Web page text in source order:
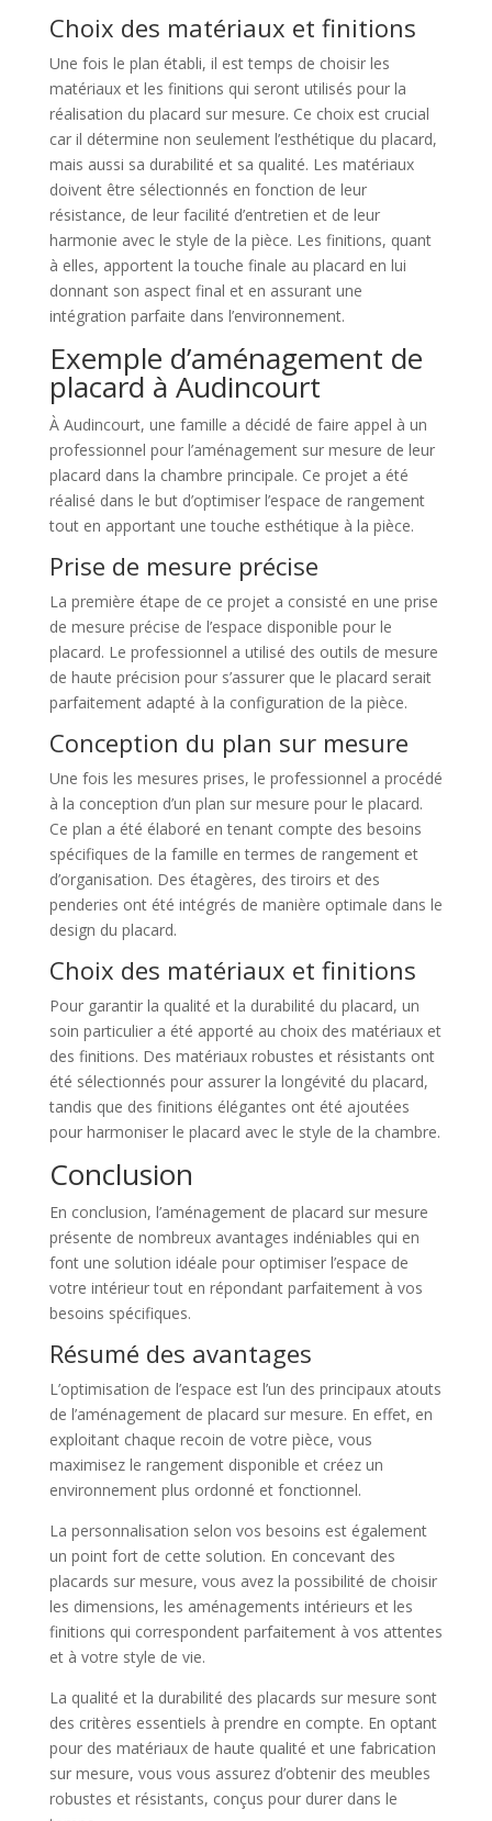
Choix des matériaux et finitions
Une fois le plan établi, il est temps de choisir les
matériaux et les finitions qui seront utilisés pour la
réalisation du placard sur mesure. Ce choix est crucial
car il détermine non seulement l’esthétique du placard,
mais aussi sa durabilité et sa qualité. Les matériaux
doivent être sélectionnés en fonction de leur
résistance, de leur facilité d’entretien et de leur
harmonie avec le style de la pièce. Les finitions, quant
à elles, apportent la touche finale au placard en lui
donnant son aspect final et en assurant une
intégration parfaite dans l’environnement.
Exemple d’aménagement de
placard à Audincourt
À Audincourt, une famille a décidé de faire appel à un
professionnel pour l’aménagement sur mesure de leur
placard dans la chambre principale. Ce projet a été
réalisé dans le but d’optimiser l’espace de rangement
tout en apportant une touche esthétique à la pièce.
Prise de mesure précise
La première étape de ce projet a consisté en une prise
de mesure précise de l’espace disponible pour le
placard. Le professionnel a utilisé des outils de mesure
de haute précision pour s’assurer que le placard serait
parfaitement adapté à la configuration de la pièce.
Conception du plan sur mesure
Une fois les mesures prises, le professionnel a procédé
à la conception d’un plan sur mesure pour le placard.
Ce plan a été élaboré en tenant compte des besoins
spécifiques de la famille en termes de rangement et
d’organisation. Des étagères, des tiroirs et des
penderies ont été intégrés de manière optimale dans le
design du placard.
Choix des matériaux et finitions
Pour garantir la qualité et la durabilité du placard, un
soin particulier a été apporté au choix des matériaux et
des finitions. Des matériaux robustes et résistants ont
été sélectionnés pour assurer la longévité du placard,
tandis que des finitions élégantes ont été ajoutées
pour harmoniser le placard avec le style de la chambre.
Conclusion
En conclusion, l’aménagement de placard sur mesure
présente de nombreux avantages indéniables qui en
font une solution idéale pour optimiser l’espace de
votre intérieur tout en répondant parfaitement à vos
besoins spécifiques.
Résumé des avantages
L’optimisation de l’espace est l’un des principaux atouts
de l’aménagement de placard sur mesure. En effet, en
exploitant chaque recoin de votre pièce, vous
maximisez le rangement disponible et créez un
environnement plus ordonné et fonctionnel.
La personnalisation selon vos besoins est également
un point fort de cette solution. En concevant des
placards sur mesure, vous avez la possibilité de choisir
les dimensions, les aménagements intérieurs et les
finitions qui correspondent parfaitement à vos attentes
et à votre style de vie.
La qualité et la durabilité des placards sur mesure sont
des critères essentiels à prendre en compte. En optant
pour des matériaux de haute qualité et une fabrication
sur mesure, vous vous assurez d’obtenir des meubles
robustes et résistants, conçus pour durer dans le